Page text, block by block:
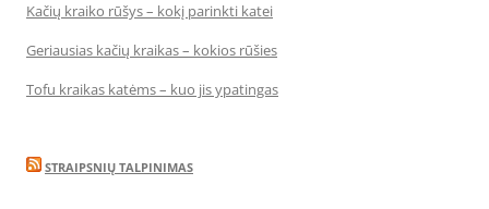
Kačių kraiko rūšys – kokį parinkti katei
Geriausias kačių kraikas – kokios rūšies
Tofu kraikas katėms – kuo jis ypatingas
STRAIPSNIŲ TALPINIMAS